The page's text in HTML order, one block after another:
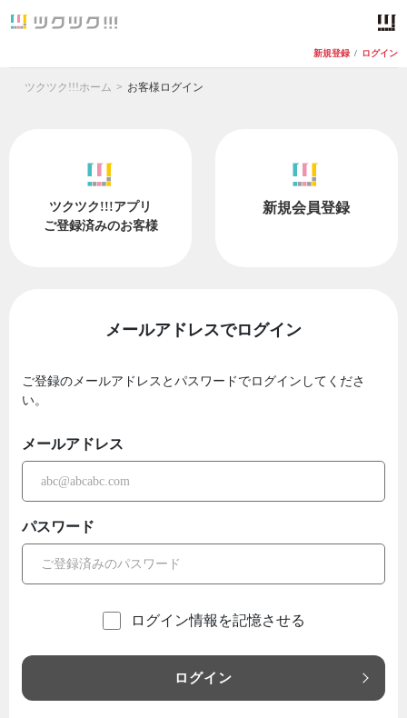
新規登録 / ログイン
ツクツク!!!ホーム お客様ログイン
ツクツク!!!アプリ
ご登録済みのお客様
新規会員登録
メールアドレスでログイン
ご登録のメールアドレスとパスワードでログインしてくださ
い。
メールアドレス
パスワード
ログイン情報を記憶させる
ログイン